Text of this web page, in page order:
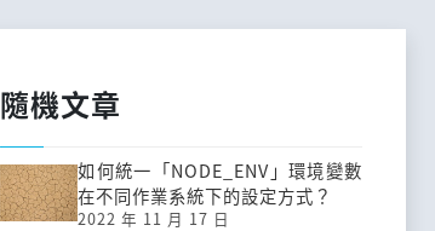
隨機文章
如何統一「NODE_ENV」環境變數
在不同作業系統下的設定方式？
2022 年 11 月 17 日